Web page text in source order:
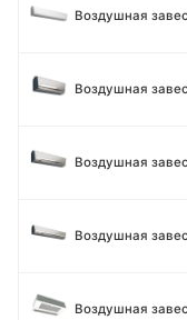
Воздушная
Воздушная
Воздушная
Воздушная
Воздушная